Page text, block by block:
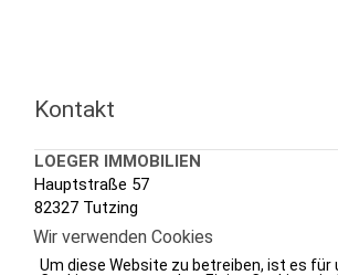
Kontakt
LOEGER IMMOBILIEN
Hauptstraße 57
82327 Tutzing
Tel.: +49 (0) 8158 3020
Fax.: +49 (0) 8158 7288
Wir verwenden Cookies
Um diese Website zu betreiben, ist es für